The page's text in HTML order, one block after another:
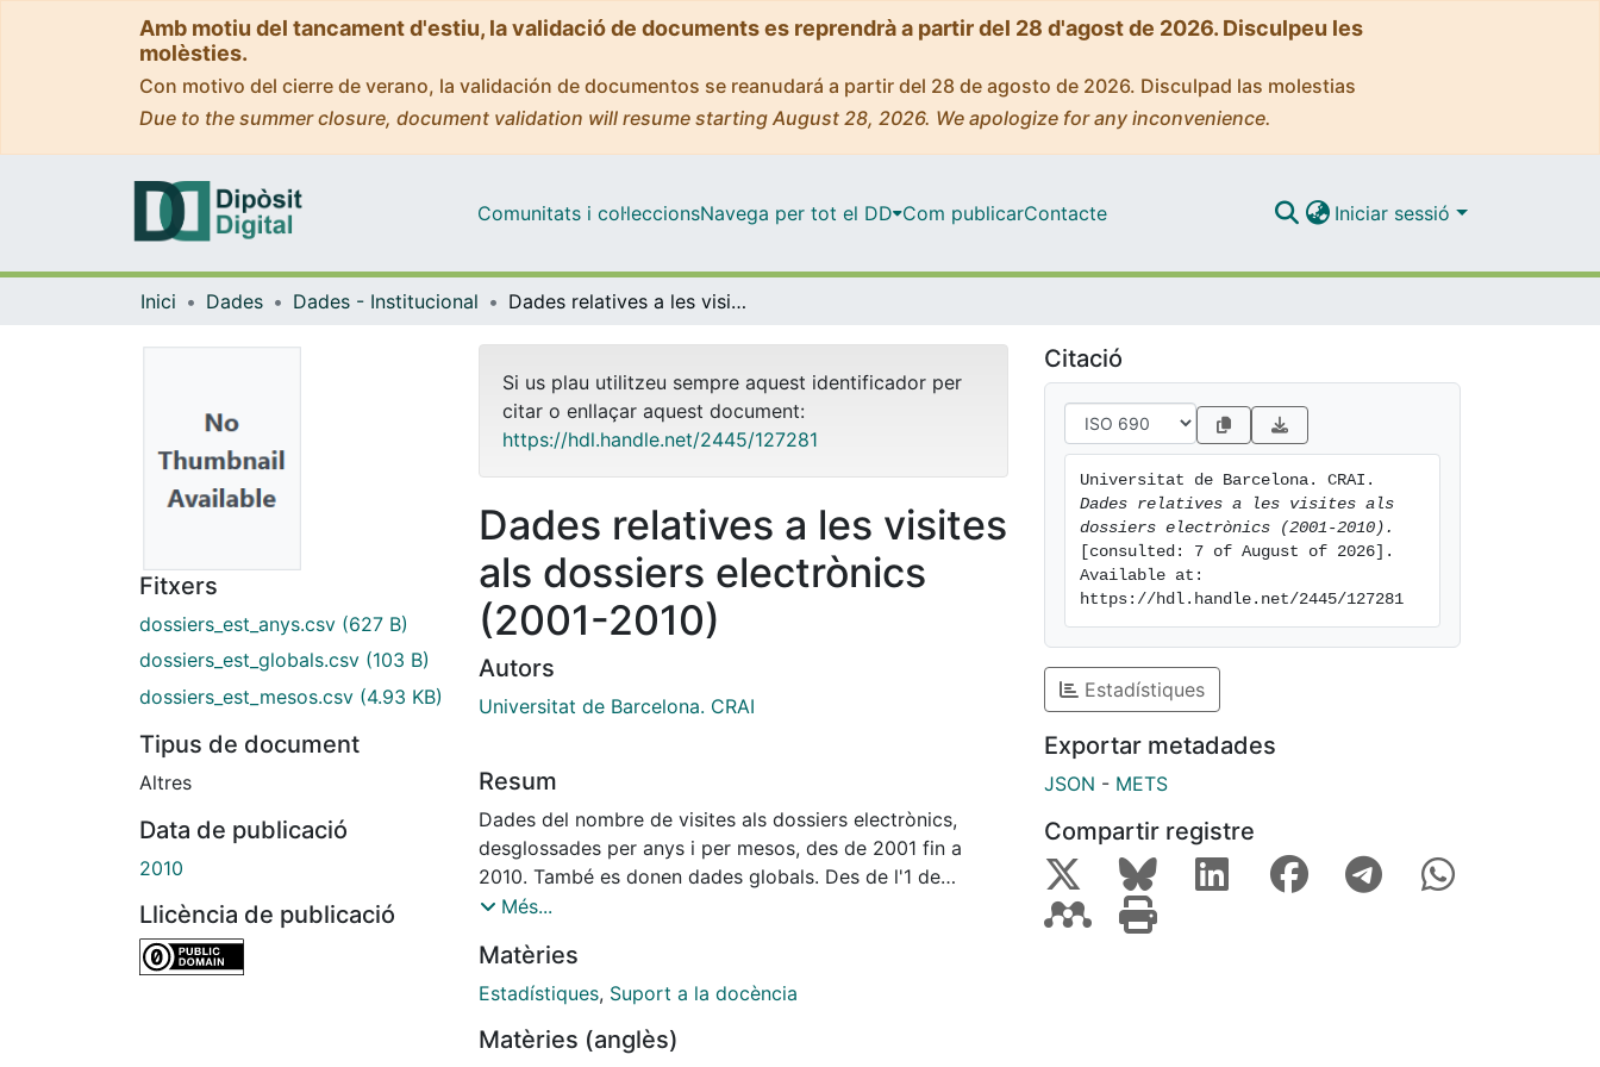
Amb motiu del tancament d'estiu, la validació de documents es reprendrà a partir del 28 d'agost de 2026. Disculpeu les
molèsties.
Con motivo del cierre de verano, la validación de documentos se reanudará a partir del 28 de agosto de 2026. Disculpad las molestias
Due to the summer closure, document validation will resume starting August 28, 2026. We apologize for any inconvenience.
Comunitats i col·leccionsNavega per tot el DD Com publicarContacte Iniciar sessió
Inici Dades Dades - Institucional Dades relatives a les visites als dossiers electrònics (2001-2010)
Fitxers
dossiers_est_anys.csv (627 B)
dossiers_est_globals.csv (103 B)
dossiers_est_mesos.csv (4.93 KB)
Tipus de document
Altres
Data de publicació
2010
Llicència de publicació
Si us plau utilitzeu sempre aquest identificador per
citar o enllaçar aquest document:
https://hdl.handle.net/2445/127281
Dades relatives a les visites
als dossiers electrònics
(2001-2010)
Autors
Universitat de Barcelona. CRAI
Resum
Dades del nombre de visites als dossiers electrònics,
desglossades per anys i per mesos, des de 2001 fin a
2010. També es donen dades globals. Des de l'1 de
novembre de 2009 els dossiers electrònics no són
Més...
Matèries
Estadístiques, Suport a la docència
Matèries (anglès)
Citació
Dades relatives a les visites als
dossiers electrònics (2001-2010).
[consulted: 7 of August of 2026].
Available at:
https://hdl.handle.net/2445/127281
Estadístiques
Exportar metadades
JSON - METS
Compartir registre